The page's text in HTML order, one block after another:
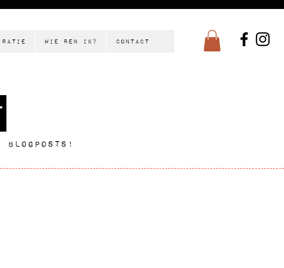
Wie ben ik? Contact
blogposts!